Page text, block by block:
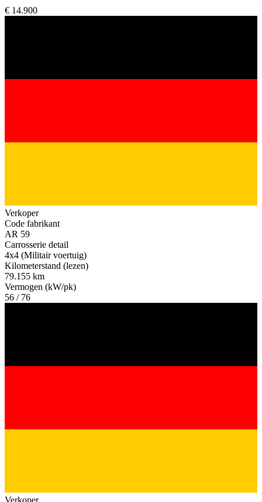
€ 14.900
Verkoper
Code fabrikant
AR 59
Carrosserie detail
4x4 (Militair voertuig)
Kilometerstand (lezen)
79.155 km
Vermogen (kW/pk)
56 / 76
Verkoper